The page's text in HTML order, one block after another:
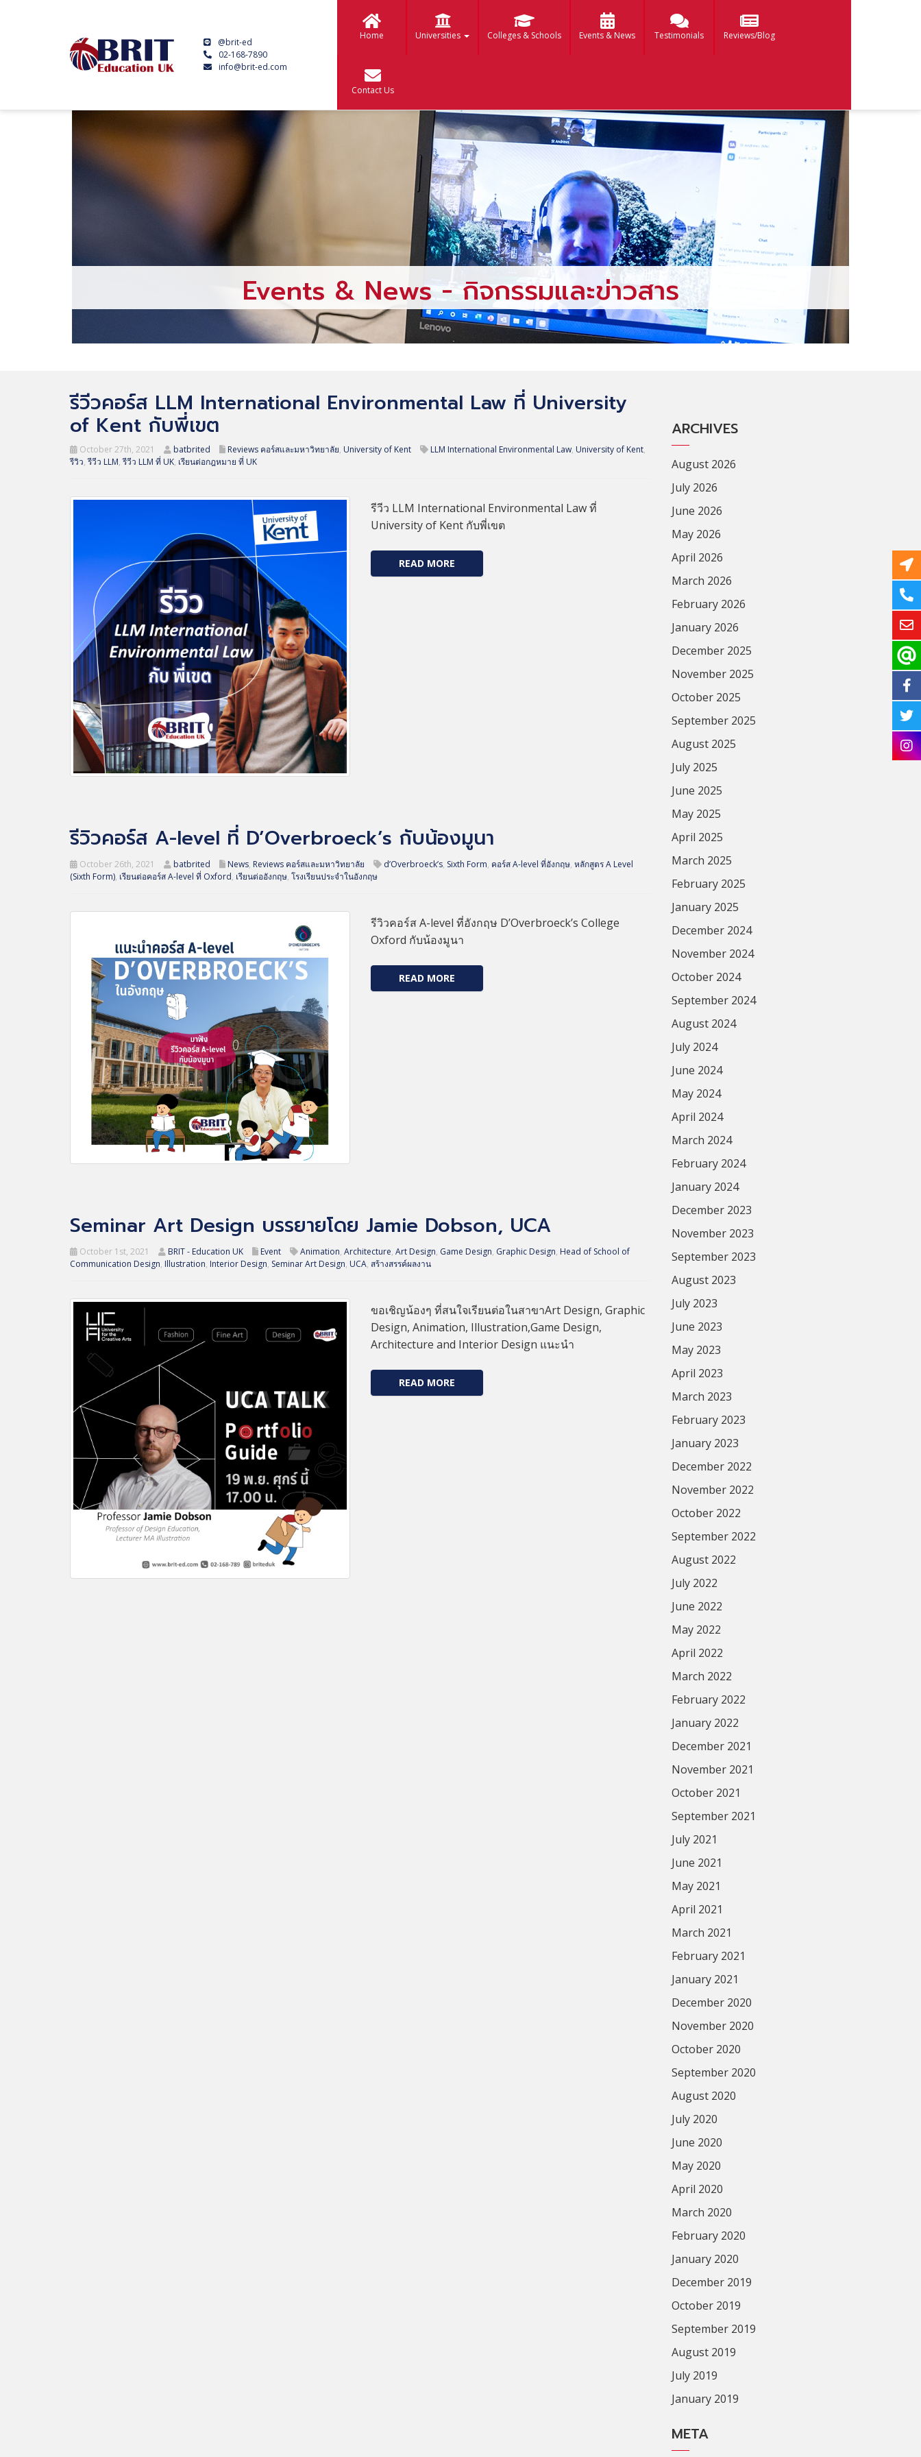
@brit-ed
02-168-7890
info@brit-ed.com
Home Universities Colleges & Schools Events & News Testimonials Reviews/Blog
Contact Us
Events & News - กิจกรรมและข่าวสาร
รีวีวคอร์ส LLM International Environmental Law ที่ University
of Kent กับพี่เขต
October 27th, 2021 batbrited Reviews คอร์สและมหาวิทยาลัย, University of Kent LLM International Environmental Law, University of Kent,
รีวิว,รีวีว LLM,รีวีว LLM ที่ UK, เรียนต่อกฎหมาย ที่ UK
รีวีว LLM International Environmental Law ที่
University of Kent กับพี่เขต
READ MORE
รีวิวคอร์ส A-level ที่ D’Overbroeck’s กับน้องมูนา
October 26th, 2021 batbrited News, Reviews คอร์สและมหาวิทยาลัย d’Overbroeck’s, Sixth Form, คอร์ส A-level ที่อังกฤษ, หลักสูตร A Level
(Sixth Form), เรียนต่อคอร์ส A-level ที่ Oxford, เรียนต่ออังกฤษ, โรงเรียนประจำในอังกฤษ
รีวิวคอร์ส A-level ที่อังกฤษ D’Overbroeck’s College
Oxford กับน้องมูนา
READ MORE
Seminar Art Design บรรยายโดย Jamie Dobson, UCA
October 1st, 2021 BRIT - Education UK Event Animation, Architecture, Art Design, Game Design, Graphic Design, Head of School of
Communication Design, Illustration, Interior Design, Seminar Art Design, UCA, สร้างสรรค์ผลงาน
ขอเชิญน้องๆ ที่สนใจเรียนต่อในสาขาArt Design, Graphic
Design, Animation, Illustration,Game Design,
Architecture and Interior Design แนะนำ
READ MORE
ARCHIVES
August 2026
July 2026
June 2026
May 2026
April 2026
March 2026
February 2026
January 2026
December 2025
November 2025
October 2025
September 2025
August 2025
July 2025
June 2025
May 2025
April 2025
March 2025
February 2025
January 2025
December 2024
November 2024
October 2024
September 2024
August 2024
July 2024
June 2024
May 2024
April 2024
March 2024
February 2024
January 2024
December 2023
November 2023
September 2023
August 2023
July 2023
June 2023
May 2023
April 2023
March 2023
February 2023
January 2023
December 2022
November 2022
October 2022
September 2022
August 2022
July 2022
June 2022
May 2022
April 2022
March 2022
February 2022
January 2022
December 2021
November 2021
October 2021
September 2021
July 2021
June 2021
May 2021
April 2021
March 2021
February 2021
January 2021
December 2020
November 2020
October 2020
September 2020
August 2020
July 2020
June 2020
May 2020
April 2020
March 2020
February 2020
January 2020
December 2019
October 2019
September 2019
August 2019
July 2019
January 2019
META